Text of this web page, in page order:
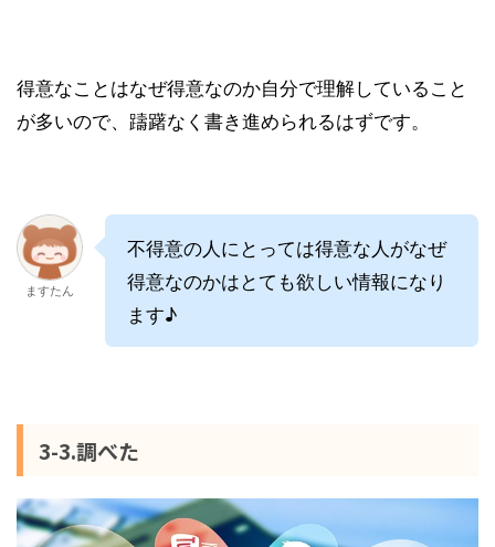
得意なことはなぜ得意なのか自分で理解していること
が多いので、躊躇なく書き進められるはずです。
ますたん
不得意の人にとっては得意な人がなぜ
得意なのかはとても欲しい情報になり
ます♪
3-3.調べた